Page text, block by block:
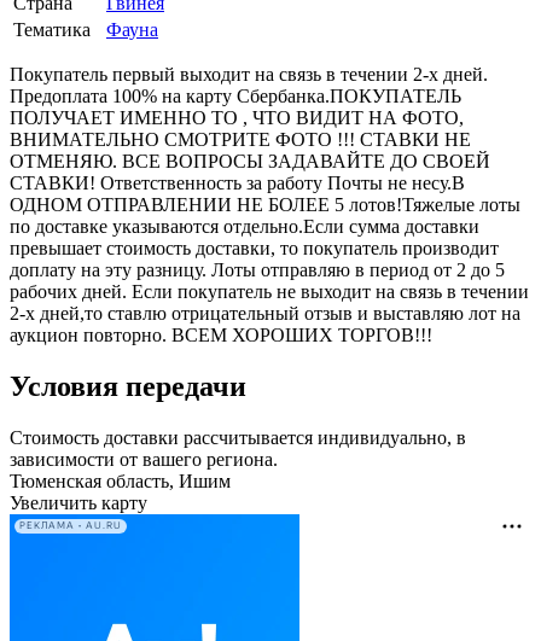
Тематика
Фауна
Покупатель первый выходит на связь в течении 2-х дней.
Предоплата 100% на карту Сбербанка.ПОКУПАТЕЛЬ
ПОЛУЧАЕТ ИМЕННО ТО , ЧТО ВИДИТ НА ФОТО,
ВНИМАТЕЛЬНО СМОТРИТЕ ФОТО !!! СТАВКИ НЕ
ОТМЕНЯЮ. ВСЕ ВОПРОСЫ ЗАДАВАЙТЕ ДО СВОЕЙ
СТАВКИ! Ответственность за работу Почты не несу.В
ОДНОМ ОТПРАВЛЕНИИ НЕ БОЛЕЕ 5 лотов!Тяжелые лоты
по доставке указываются отдельно.Если сумма доставки
превышает стоимость доставки, то покупатель производит
доплату на эту разницу. Лоты отправляю в период от 2 до 5
рабочих дней. Если покупатель не выходит на связь в течении
2-х дней,то ставлю отрицательный отзыв и выставляю лот на
аукцион повторно. ВСЕМ ХОРОШИХ ТОРГОВ!!!
Условия передачи
Стоимость доставки рассчитывается индивидуально, в
зависимости от вашего региона.
Тюменская область, Ишим
Увеличить карту
РЕКЛАМА • AU.RU